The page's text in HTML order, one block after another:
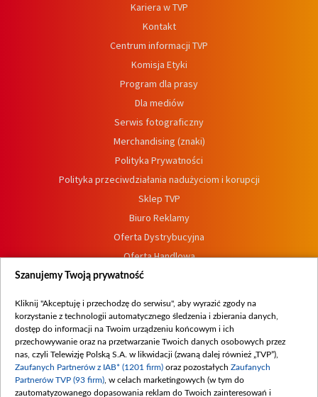
Kariera w TVP
Kontakt
Centrum informacji TVP
Komisja Etyki
Program dla prasy
Dla mediów
Serwis fotograficzny
Merchandising (znaki)
Polityka Prywatności
Polityka przeciwdziałania nadużyciom i korupcji
Sklep TVP
Biuro Reklamy
Oferta Dystrybucyjna
Oferta Handlowa
Dostępność
Procedura zgłoszeń wewnętrznych
Szanujemy Twoją prywatność
Kliknij "Akceptuję i przechodzę do serwisu", aby wyrazić zgody na
korzystanie z technologii automatycznego śledzenia i zbierania danych,
dostęp do informacji na Twoim urządzeniu końcowym i ich
przechowywanie oraz na przetwarzanie Twoich danych osobowych przez
nas, czyli Telewizję Polską S.A. w likwidacji (zwaną dalej również „TVP”),
Zaufanych Partnerów z IAB* (1201 firm) oraz pozostałych Zaufanych
Partnerów TVP (93 firm) , w celach marketingowych (w tym do
zautomatyzowanego dopasowania reklam do Twoich zainteresowań i